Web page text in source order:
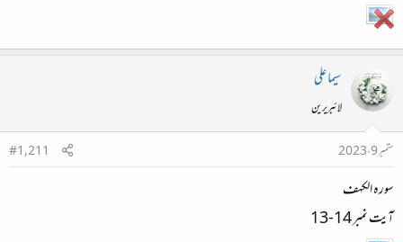
سیما علی
لائبریرین
ستمبر 9، 2023
#1,211
سورہ الکہف
آیت نمبر 14-13